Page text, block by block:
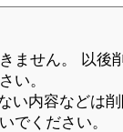
ません。 以後
い。
い内容などは
でください。